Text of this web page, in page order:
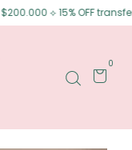
15% OFF transferencia
0